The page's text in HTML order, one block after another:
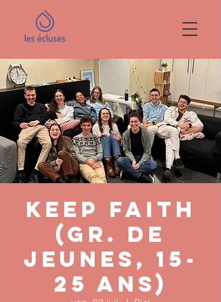
Keep faith
(gr. de
jeunes, 15-
25 ans)